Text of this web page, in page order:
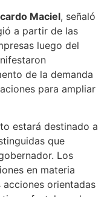
Maciel, señaló
a partir de las
luego del
de la demanda
para ampliar
estará destinado a
que
Los
en materia
orientadas